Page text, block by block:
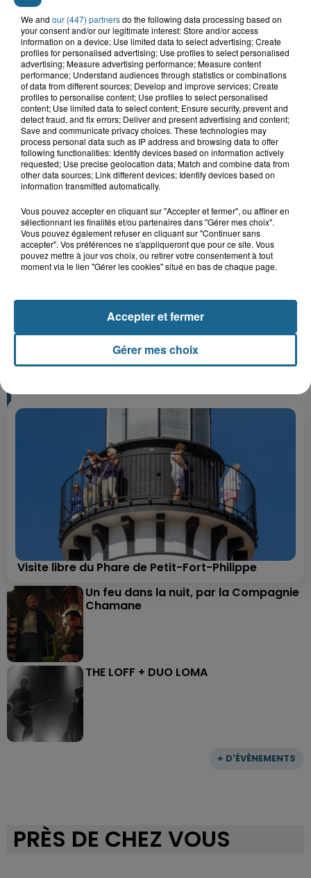
Grand jeu de l'été : les cabines de plages
Gagnez vos entrées pour Dennlys
Parc
Gagnez vos entrées pour le parc
Bagatelle
Gagnez vos entrées pour Plopsaland
+ D'ÉVÈNEMENTS
Visite libre du Phare de Petit-Fort-Philippe
Un feu dans la nuit, par la Compagnie
Chamane
THE LOFF + DUO LOMA
PRÈS DE CHEZ VOUS
We and our (447) partnersdo the following data processing based on
your consent and/or our legitimate interest: Store and/or access
information on a device; Use limited data to select advertising; Create
profiles for personalised advertising; Use profiles to select personalised
advertising; Measure advertising performance; Measure content
performance; Understand audiences through statistics or combinations
of data from different sources; Develop and improve services; Create
profiles to personalise content; Use profiles to select personalised
content; Use limited data to select content; Ensure security, prevent and
detect fraud, and fix errors; Deliver and present advertising and content;
Save and communicate privacy choices. These technologies may
process personal data such as IP address and browsing data to offer
following functionalities: Identify devices based on information actively
requested; Use precise geolocation data; Match and combine data from
other data sources; Link different devices; Identify devices based on
information transmitted automatically.
Vous pouvez accepter en cliquant sur "Accepter et fermer", ou affiner en
sélectionnant les finalités et/ou partenaires dans "Gérer mes choix".
Vous pouvez également refuser en cliquant sur "Continuer sans
accepter". Vos préférences ne s'appliqueront que pour ce site. Vous
pouvez mettre à jour vos choix, ou retirer votre consentement à tout
moment via le lien "Gérer les cookies" situé en bas de chaque page.
Gérer mes choix
Accepter et fermer